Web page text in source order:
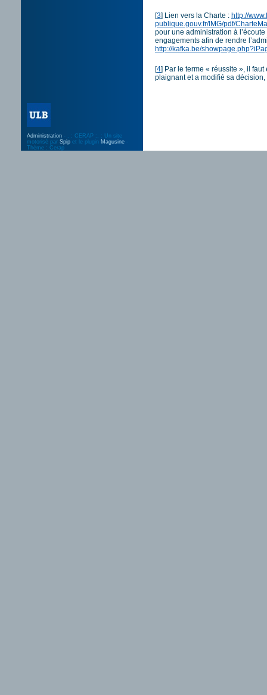
[3] Lien vers la Charte : http://
publique.gouv.fr/IMG/pdf/
pour une administration à
engagements afin de rendre
http://kafka.be/
[4] Par le terme « réussite », il
plaignant et a modifié sa
Administration - . : CERAP :. : Un site
motorisé par Spip et le plugin Magusine -
Thème : Cerap